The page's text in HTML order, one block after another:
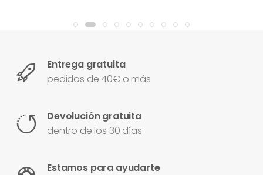
Entrega gratuita
pedidos de 40€ o más
Devolución gratuita
dentro de los 30 días
Estamos para ayudarte